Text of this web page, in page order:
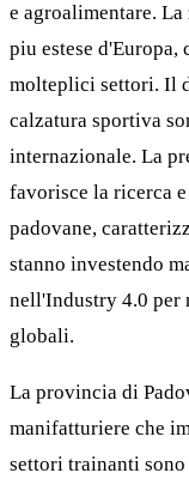
e agroalimentare.
piu estese
molteplici settori. Il
calzatura sportiva
internazionale. La
favorisce la ricerca
padovane,
stanno investendo
nell'Industry 4.0 per
globali.
La provincia di
manifatturiere che
settori trainanti